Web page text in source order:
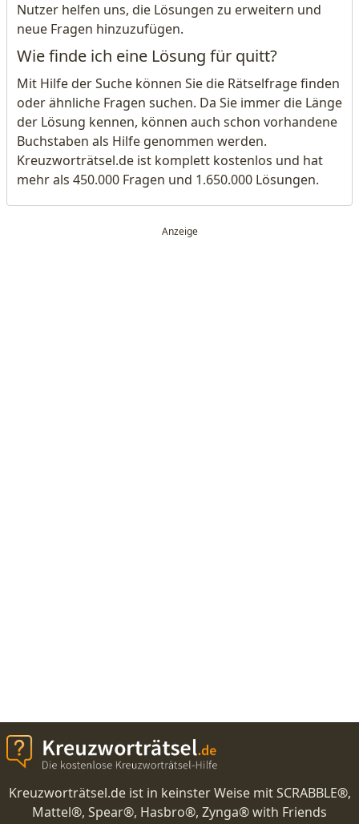
Nutzer helfen uns, die Lösungen zu erweitern und
neue Fragen hinzuzufügen.
Wie finde ich eine Lösung für quitt?
Mit Hilfe der Suche können Sie die Rätselfrage finden
oder ähnliche Fragen suchen. Da Sie immer die Länge
der Lösung kennen, können auch schon vorhandene
Buchstaben als Hilfe genommen werden.
Kreuzworträtsel.de ist komplett kostenlos und hat
mehr als 450.000 Fragen und 1.650.000 Lösungen.
Kreuzworträtsel.de ist in keinster Weise mit SCRABBLE®,
Mattel®, Spear®, Hasbro®, Zynga® with Friends